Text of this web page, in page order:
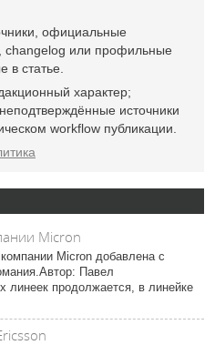
официальные
changelog или профильные
в статье.
характер;
источники
workflow публикации.
Micron
Micron добавлена с
Павел
линеек продолжается, в линейке